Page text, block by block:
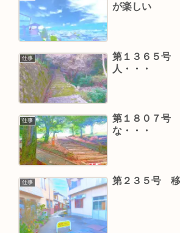
が楽しい
仕事
第１３６５号
人・・・
仕事
第１８０７号
な・・・
仕事 第２３５号